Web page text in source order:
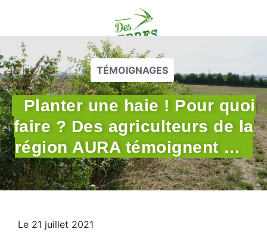
TÉMOIGNAGES
Planter une haie ! Pour quoi
faire ? Des agriculteurs de la
région AURA témoignent …
Le 21 juillet 2021